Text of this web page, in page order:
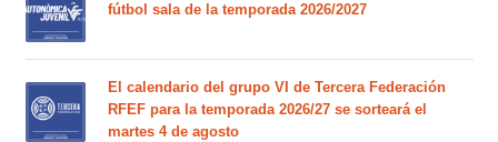
fútbol sala de la temporada 2026/2027
El calendario del grupo VI de Tercera Federación
RFEF para la temporada 2026/27 se sorteará el
martes 4 de agosto